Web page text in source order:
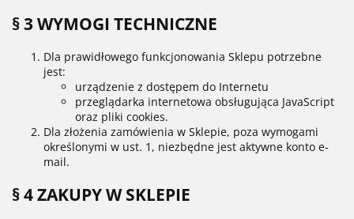
§ 3 WYMOGI TECHNICZNE
Dla prawidłowego funkcjonowania Sklepu potrzebne
jest:
urządzenie z dostępem do Internetu
przeglądarka internetowa obsługująca JavaScript
oraz pliki cookies.
Dla złożenia zamówienia w Sklepie, poza wymogami
określonymi w ust. 1, niezbędne jest aktywne konto e-
mail.
§ 4 ZAKUPY W SKLEPIE